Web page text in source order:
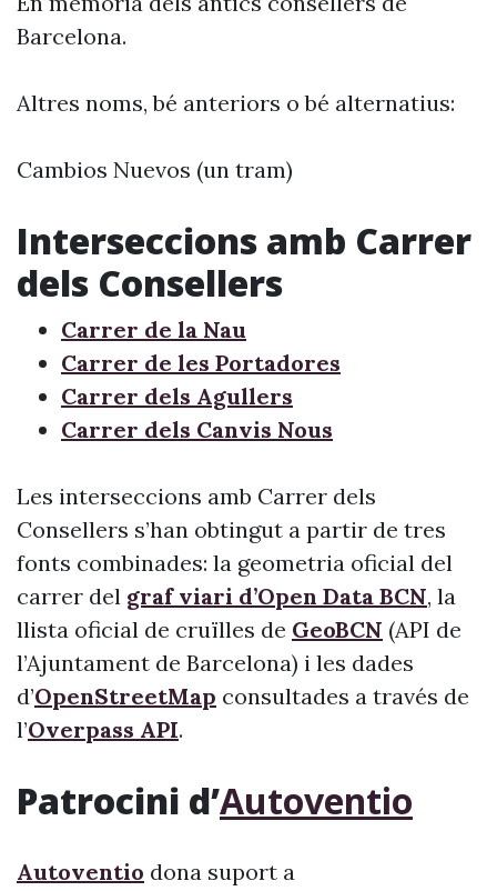
Barcelona.
Altres noms, bé anteriors o bé alternatius:
Cambios Nuevos (un tram)
Interseccions amb Carrer
dels Consellers
Carrer de la Nau
Carrer de les Portadores
Carrer dels Agullers
Carrer dels Canvis Nous
Les interseccions amb Carrer dels
Consellers s’han obtingut a partir de tres
fonts combinades: la geometria oficial del
carrer del graf viari d’Open Data BCN, la
llista oficial de cruïlles de GeoBCN (API de
l’Ajuntament de Barcelona) i les dades
d’OpenStreetMap consultades a través de
l’Overpass API.
Patrocini d’Autoventio
Autoventio dona suport a